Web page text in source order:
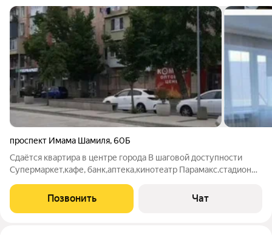
проспект Имама Шамиля,60Б
Сдаётся квартира в центре города В шаговой доступности
Супермаркет,кафе, банк,аптека,кинотеатр Парамакс.стадион
Позвонить Чат